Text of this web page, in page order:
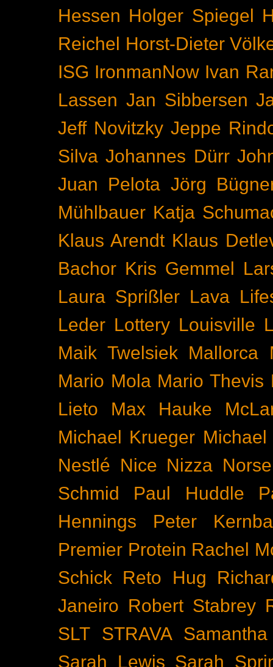
Hessen Holger Spiegel
Reichel Horst-Dieter
ISG IronmanNow Ivan
Lassen Jan Sibbersen
Jeff Novitzky Jeppe
Silva Johannes Dürr
Juan Pelota Jörg
Mühlbauer Katja
Klaus Arendt Klaus
Bachor Kris Gemmel
Laura Sprißler Lava
Leder Lottery Louisville
Maik Twelsiek Mallorca
Mario Mola Mario Thevis
Lieto
Max Hauke
Michael Krueger
Nestlé Nice Nizza
Schmid
Paul Huddle
Hennings
Peter
Premier Protein Rachel
Schick Reto Hug
Janeiro Robert Stabrey
SLT
STRAVA
Sarah Lewis Sarah